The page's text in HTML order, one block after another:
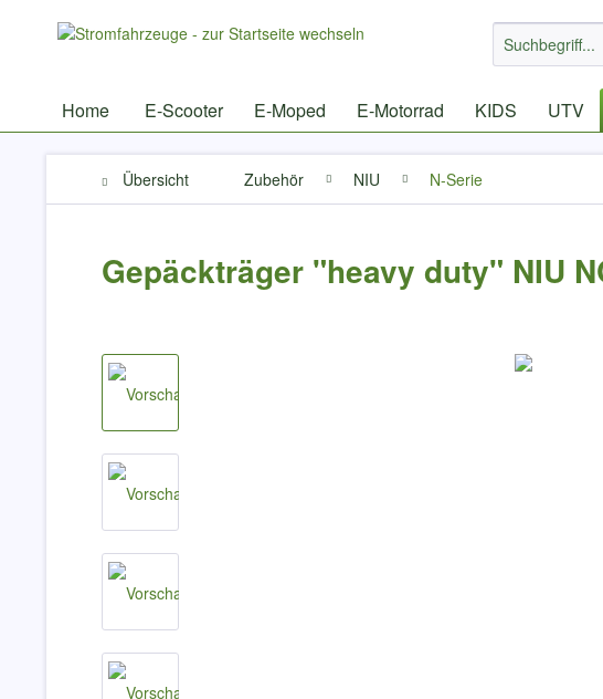
Home E-Scooter E-Moped E-Motorrad KIDS UTV
Übersicht Zubehör NIU N-Serie
Gepäckträger "heavy duty" NIU